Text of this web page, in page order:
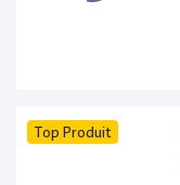
Top Produit